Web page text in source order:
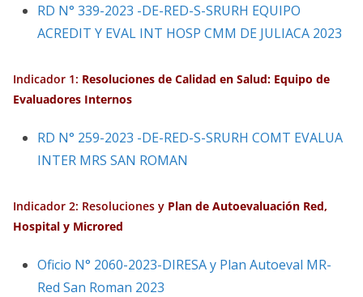
RD N° 339-2023 -DE-RED-S-SRURH EQUIPO
ACREDIT Y EVAL INT HOSP CMM DE JULIACA 2023
Indicador 1: Resoluciones de Calidad en Salud: Equipo de
Evaluadores Internos
RD N° 259-2023 -DE-RED-S-SRURH COMT EVALUA
INTER MRS SAN ROMAN
Indicador 2: Resoluciones y Plan de Autoevaluación Red,
Hospital y Microred
Oficio N° 2060-2023-DIRESA y Plan Autoeval MR-
Red San Roman 2023